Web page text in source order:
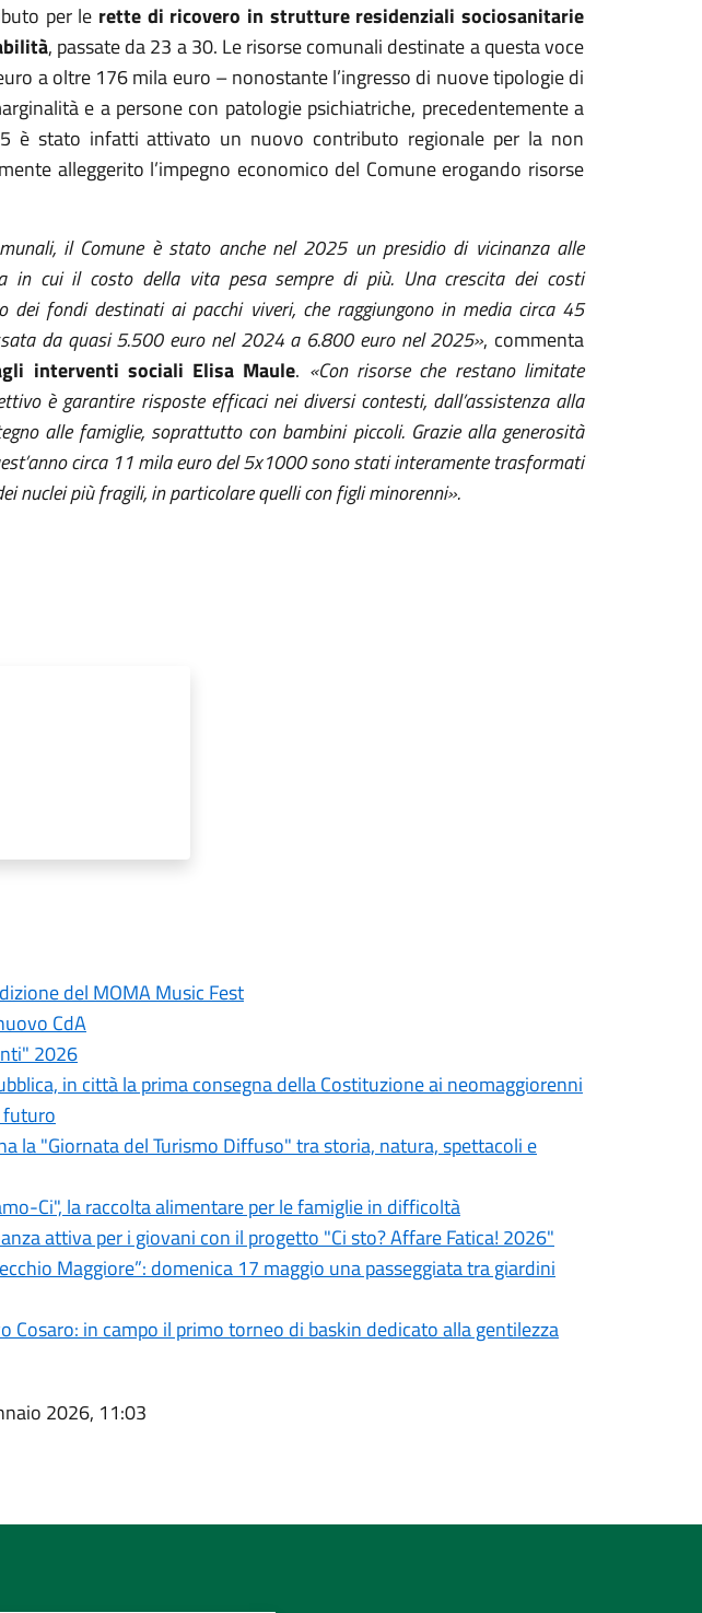
per le rette di ricovero in strutture residenziali sociosanitarie
, passate da 23 a 30. Le risorse comunali destinate a questa voce
a oltre 176 mila euro – nonostante l’ingresso di nuove tipologie di
e a persone con patologie psichiatriche, precedentemente a
è stato infatti attivato un nuovo contributo regionale per la non
alleggerito l’impegno economico del Comune erogando risorse
il Comune è stato anche nel 2025 un presidio di vicinanza alle
in cui il costo della vita pesa sempre di più. Una crescita dei costi
dei fondi destinati ai pacchi viveri, che raggiungono in media circa 45
da quasi 5.500 euro nel 2024 a 6.800 euro nel 2025», commenta
interventi sociali Elisa Maule. «Con risorse che restano limitate
è garantire risposte efficaci nei diversi contesti, dall’assistenza alla
alle famiglie, soprattutto con bambini piccoli. Grazie alla generosità
circa 11 mila euro del 5x1000 sono stati interamente trasformati
nuclei più fragili, in particolare quelli con figli minorenni».
del MOMA Music Fest
CdA
2026
in città la prima consegna della Costituzione ai neomaggiorenni
futuro
la "Giornata del Turismo Diffuso" tra storia, natura, spettacoli e
Ci", la raccolta alimentare per le famiglie in difficoltà
attiva per i giovani con il progetto "Ci sto? Affare Fatica! 2026"
Maggiore”: domenica 17 maggio una passeggiata tra giardini
Cosaro: in campo il primo torneo di baskin dedicato alla gentilezza
2026, 11:03